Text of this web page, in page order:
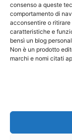
consenso a queste
comportamento di
acconsentire o
caratteristiche e
bensì un blog
Non è un prodotto
marchi e nomi citati
può essere
editoriale ai
marchi riportati
marchi di terzi,
nomi corporativi
senza alcun
vigenti. Questo
totale rispetto